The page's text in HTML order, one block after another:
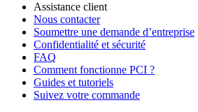
Assistance client
Nous contacter
Soumettre une demande d’entreprise
Confidentialité et sécurité
FAQ
Comment fonctionne PCI ?
Guides et tutoriels
Suivez votre commande